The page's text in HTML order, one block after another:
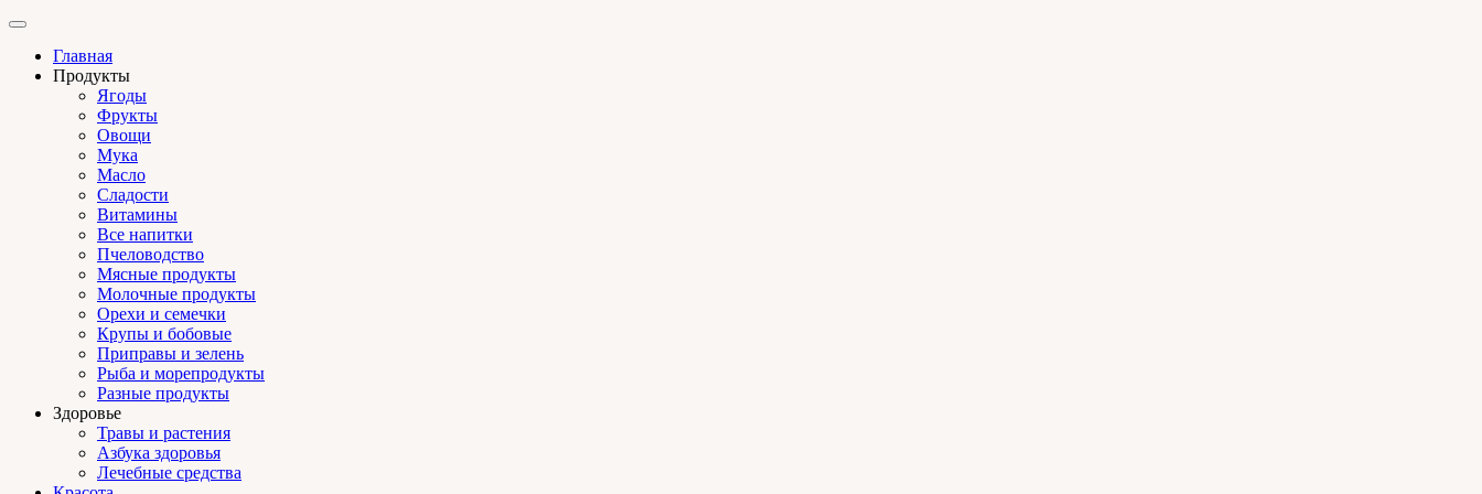
Главная
Продукты
Ягоды
Фрукты
Овощи
Мука
Масло
Сладости
Витамины
Все напитки
Пчеловодство
Мясные продукты
Молочные продукты
Орехи и семечки
Крупы и бобовые
Приправы и зелень
Рыба и морепродукты
Разные продукты
Здоровье
Травы и растения
Азбука здоровья
Лечебные средства